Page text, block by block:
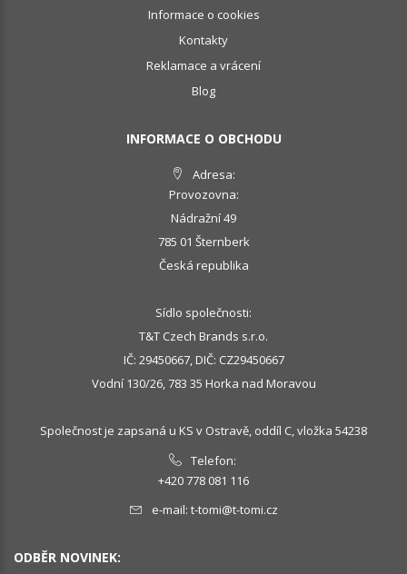
Informace o cookies
Kontakty
Reklamace a vrácení
Blog
INFORMACE O OBCHODU
Adresa:
Provozovna:
Nádražní 49
785 01 Šternberk
Česká republika
Sídlo společnosti:
T&T Czech Brands s.r.o.
IČ: 29450667, DIČ: CZ29450667
Vodní 130/26, 783 35 Horka nad Moravou
Společnost je zapsaná u KS v Ostravě, oddíl C, vložka 54238
Telefon:
+420 778 081 116
e-mail: t-tomi@t-tomi.cz
ODBĚR NOVINEK: